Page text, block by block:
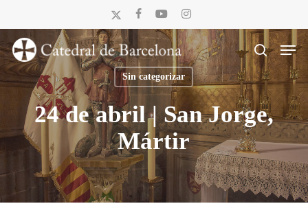
to
main
content
x-
twitter
facebookyoutube instagram
search
Menu
Sin categorizar
24 de abril | San Jorge,
Mártir